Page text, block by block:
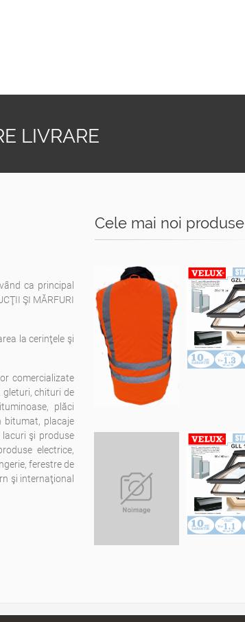
LIVRARE
ca principal
ŞI MĂRFURI
la cerinţele şi
comercializate
gleturi, chituri de
plăci
bitumat, placaje
lacuri şi produse
electrice,
ferestre de
şi internaţional
Cele mai noi produse